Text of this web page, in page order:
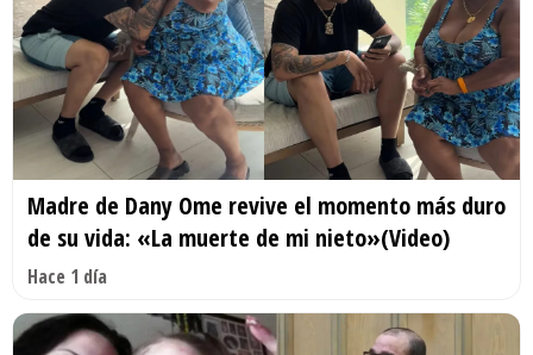
Madre de Dany Ome revive el momento más duro
de su vida: «La muerte de mi nieto»(Video)
Hace 1 día